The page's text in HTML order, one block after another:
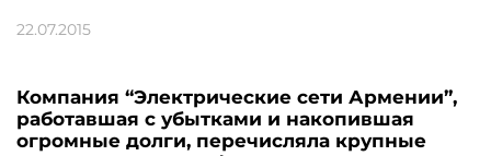
22.07.2015
Компания “Электрические сети Армении”,
работавшая с убытками и накопившая
огромные долги, перечисляла крупные